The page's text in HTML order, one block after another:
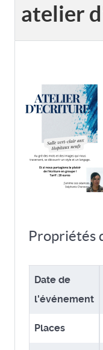
atelier
Propriétés
Date de
l'événement
Places